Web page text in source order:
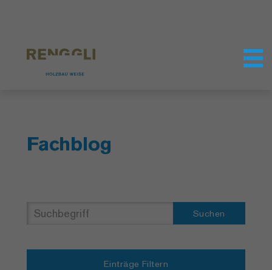
Fachblog
Suchen
Einträge Filtern